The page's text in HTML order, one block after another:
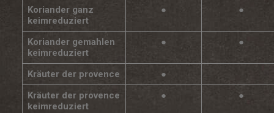
Koriander ganz
keimreduziert
● ●
Koriander gemahlen
keimreduziert
● ●
Kräuter der provence
●
Kräuter der provence
keimreduziert
● ●